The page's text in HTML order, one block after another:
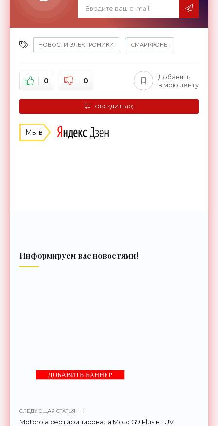
НОВОСТИ ЭЛЕКТРОНИКИ
,
СМАРТФОНЫ
0 0
Добавить
в мою ленту
ОБСУДИТЬ (0)
Мы в
Информируем вас новостями!
ДОБАВИТЬ БАННЕР
СЛЕДУЮЩАЯ СТАТЬЯ
Motorola сертифицировала Moto G9 Plus в TUV